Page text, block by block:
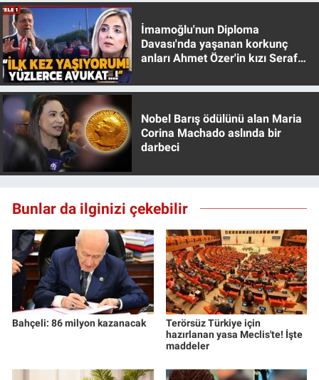
İmamoğlu'nun Diploma
Davası'nda yaşanan korkunç
anları Ahmet Özer'in kızı Seraf
Nobel Barış ödülünü alan Maria
Corina Machado aslında bir
darbeci
Bunlar da ilginizi çekebilir
Bahçeli: 86 milyon kazanacak
Terörsüz Türkiye için
hazırlanan yasa Meclis'te! İşte
maddeler